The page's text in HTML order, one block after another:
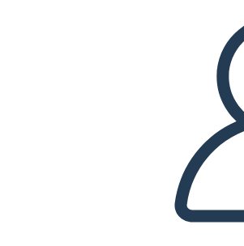
REDAȚI
CITESTE-